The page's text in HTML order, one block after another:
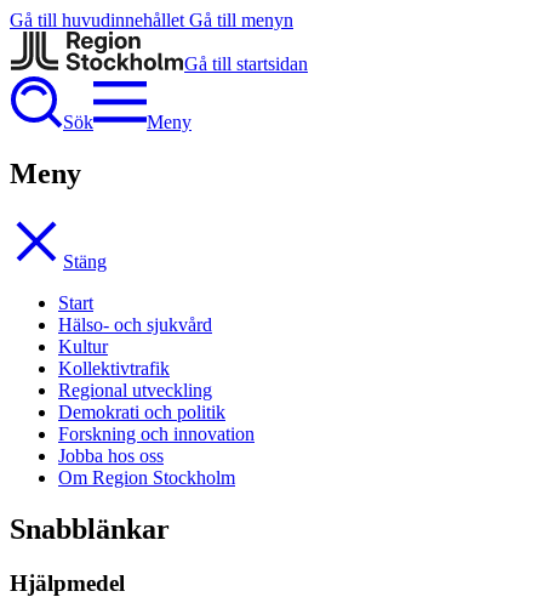
Gå till huvudinnehållet Gå till menyn
Gå till startsidan
Sök Meny
Meny
Stäng
Start
Hälso- och sjukvård
Kultur
Kollektivtrafik
Regional utveckling
Demokrati och politik
Forskning och innovation
Jobba hos oss
Om Region Stockholm
Snabblänkar
Hjälpmedel